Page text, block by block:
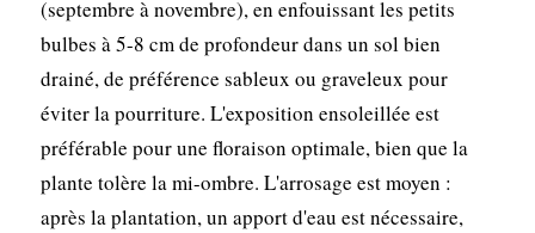
(septembre à novembre), en enfouissant les petits
bulbes à 5-8 cm de profondeur dans un sol bien
drainé, de préférence sableux ou graveleux pour
éviter la pourriture. L'exposition ensoleillée est
préférable pour une floraison optimale, bien que la
plante tolère la mi-ombre. L'arrosage est moyen :
après la plantation, un apport d'eau est nécessaire,